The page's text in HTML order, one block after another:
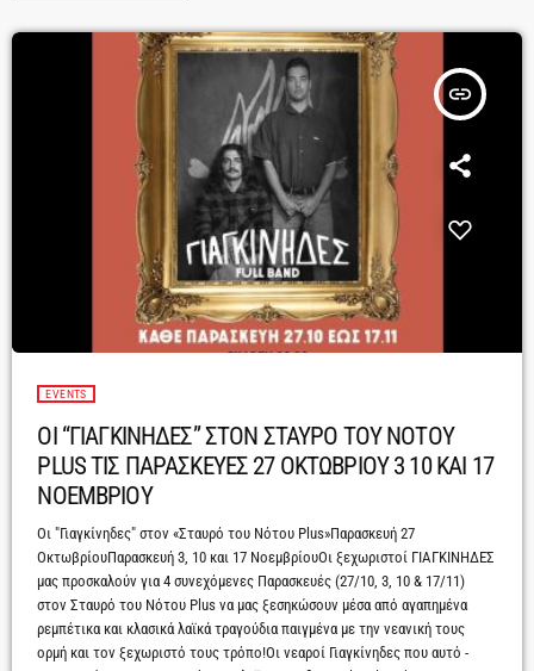
insert_link
EVENTS
ΟΙ “ΓΙΑΓΚΙΝΗΔΕΣ” ΣΤΟΝ ΣΤΑΥΡΟ ΤΟΥ ΝΟΤΟΥ
PLUS ΤΙΣ ΠΑΡΑΣΚΕΥΕΣ 27 ΟΚΤΩΒΡΙΟΥ 3 10 ΚΑΙ 17
ΝΟΕΜΒΡΙΟΥ
Οι "Γιαγκίνηδες" στον «Σταυρό του Νότου Plus»Παρασκευή 27
ΟκτωβρίουΠαρασκευή 3, 10 και 17 ΝοεμβρίουΟι ξεχωριστοί ΓΙΑΓΚΙΝΗΔΕΣ
μας προσκαλούν για 4 συνεχόμενες Παρασκευές (27/10, 3, 10 & 17/11)
στον Σταυρό του Νότου Plus να μας ξεσηκώσουν μέσα από αγαπημένα
ρεμπέτικα και κλασικά λαϊκά τραγούδια παιγμένα με την νεανική τους
ορμή και τον ξεχωριστό τους τρόπο!Οι νεαροί Γιαγκίνηδες που αυτό -